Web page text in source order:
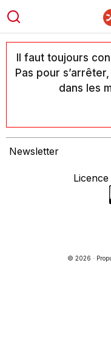
Il faut toujours
Pas pour
dans les
Newsletter
© 2026 ·